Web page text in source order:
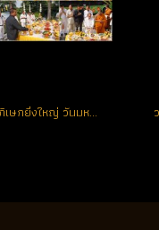
วาระที่ 1 พิธีมหาพุทธาภิเษกยิ่งใหญ่ วันมหาฤกษ์ วันอังคารที่ 25 ธันวาคม 2555 ณ วัดพะโคะ จ.สงขลา